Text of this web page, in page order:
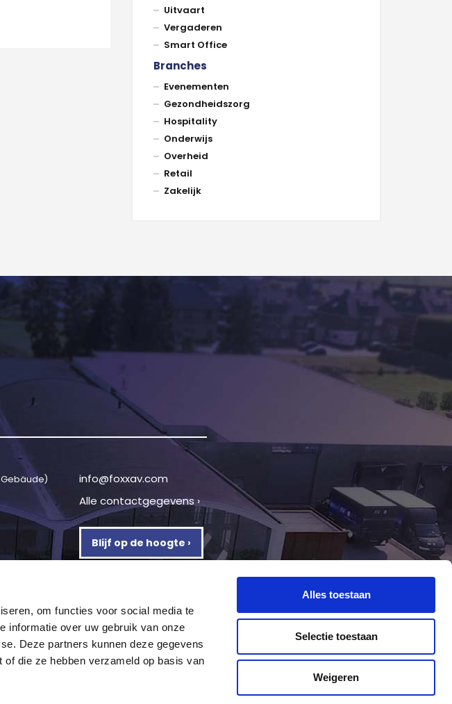
om functies voor social media te
informatie over uw gebruik van onze
Deze partners kunnen deze gegevens
die ze hebben verzameld op basis van
Alles toestaan
Selectie toestaan
Weigeren
Uitvaart
Vergaderen
Smart Office
Branches
Evenementen
Gezondheidszorg
Hospitality
Onderwijs
Overheid
Retail
Zakelijk
Gebäude)
info@foxxav.com
Alle contactgegevens ›
Blijf op de hoogte ›